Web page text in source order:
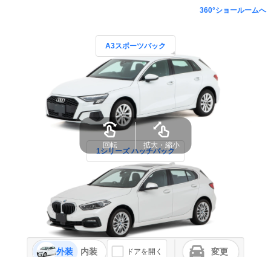
360°ショールームへ
A3スポーツバック
1シリーズ ハッチバック
外装 内装 ドアを開く 変更
回転 拡大・縮小